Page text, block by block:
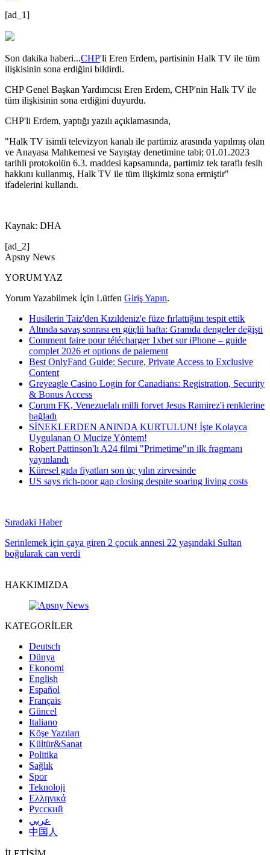
[ad_1]
Son dakika haberi...CHP'li Eren Erdem, partisinin Halk TV ile tüm
ilişkisinin sona erdiğini bildirdi.
CHP Genel Başkan Yardımcısı Eren Erdem, CHP'nin Halk TV ile
tüm ilişkisinin sona erdiğini duyurdu.
CHP'li Erdem, yaptığı yazılı açıklamasında,
"Halk TV isimli televizyon kanalı ile partimiz arasında yapılmış olan
ve Anayasa Mahkemesi ve Sayıştay denetimine tabi; 01.01.2023
tarihli protokolün 6.3. maddesi kapsamında, partimiz tek taraflı fesih
hakkını kullanmış, Halk TV ile tüm ilişkimiz sona ermiştir"
ifadelerini kullandı.
Kaynak: DHA
[ad_2]
Apsny News
YORUM YAZ
Yorum Yazabilmek İçin Lütfen Giriş Yapın.
Husilerin Taiz'den Kızıldeniz'e füze fırlattığını tespit ettik
Altında savaş sonrası en güçlü hafta: Gramda dengeler değişti
Comment faire pour télécharger 1xbet sur iPhone – guide
complet 2026 et options de paiement
Best OnlyFand Guide: Secure, Private Access to Exclusive
Content
Greyeagle Casino Login for Canadians: Registration, Security
& Bonus Access
Çorum FK, Venezuelalı milli forvet Jesus Ramirez'i renklerine
bağladı
SİNEKLERDEN ANINDA KURTULUN! İşte Kolayca
Uygulanan O Mucize Yöntem!
Robert Pattinson'lı A24 filmi "Primetime"ın ilk fragmanı
yayınlandı
Küresel gıda fiyatları son üç yılın zirvesinde
US says rich-poor gap closing despite soaring living costs
Sıradaki Haber
Serinlemek için çaya giren 2 çocuk annesi 22 yaşındaki Sultan
boğularak can verdi
HAKKIMIZDA
KATEGORİLER
Deutsch
Dünya
Ekonomi
English
Español
Français
Güncel
Italiano
Köşe Yazıları
Kültür&Sanat
Politika
Sağlık
Spor
Teknoloji
Ελληνικά
Русский
عربي
中国人